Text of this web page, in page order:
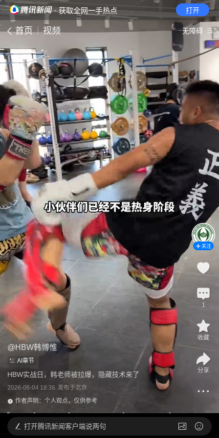
· 获取全网一手热点 打开
首页 视频 无障碍
@HBW韩博惟
AI章节
HBW实战日，韩老师被拉爆，隐藏技术来了
2026-06-04 18:36 发布于北京
作者声明：个人观点，仅供参考
关注
1
收藏
分享
打开腾讯新闻客户端说两句